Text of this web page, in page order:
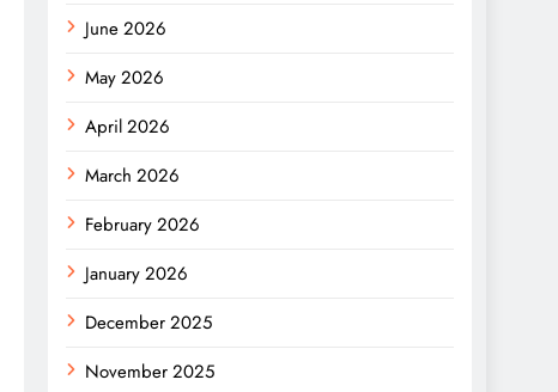
June 2026
May 2026
April 2026
March 2026
February 2026
January 2026
December 2025
November 2025